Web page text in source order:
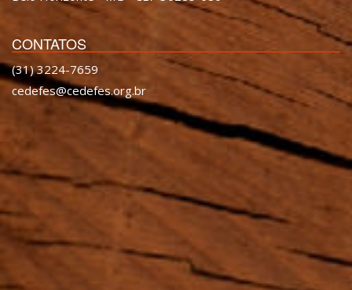
CONTATOS
(31) 3224-7659
cedefes@cedefes.org.br